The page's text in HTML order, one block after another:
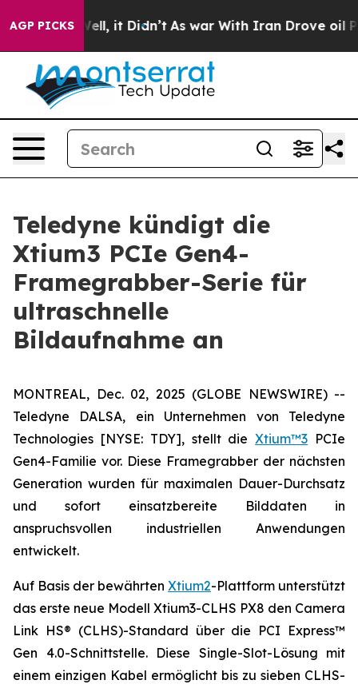
AGP PICKSWell, it Didn’t As war With Iran Drove oil
Teledyne kündigt die
Xtium3 PCIe Gen4-
Framegrabber-Serie für
ultraschnelle
Bildaufnahme an
MONTREAL, Dec. 02, 2025 (GLOBE NEWSWIRE) --
Teledyne DALSA, ein Unternehmen von Teledyne
Technologies [NYSE: TDY], stellt dieXtium™3 PCIe
Gen4-Familie vor. Diese Framegrabber der nächsten
Generation wurden für maximalen Dauer-Durchsatz
und sofort einsatzbereite Bilddaten in
anspruchsvollen industriellen Anwendungen
entwickelt.
Auf Basis der bewährten Xtium2-Plattform unterstützt
das erste neue Modell Xtium3-CLHS PX8 den Camera
Link HS® (CLHS)-Standard über die PCI Express™
Gen 4.0-Schnittstelle. Diese Single-Slot-Lösung mit
einem einzigen Kabel ermöglicht bis zu sieben CLHS-